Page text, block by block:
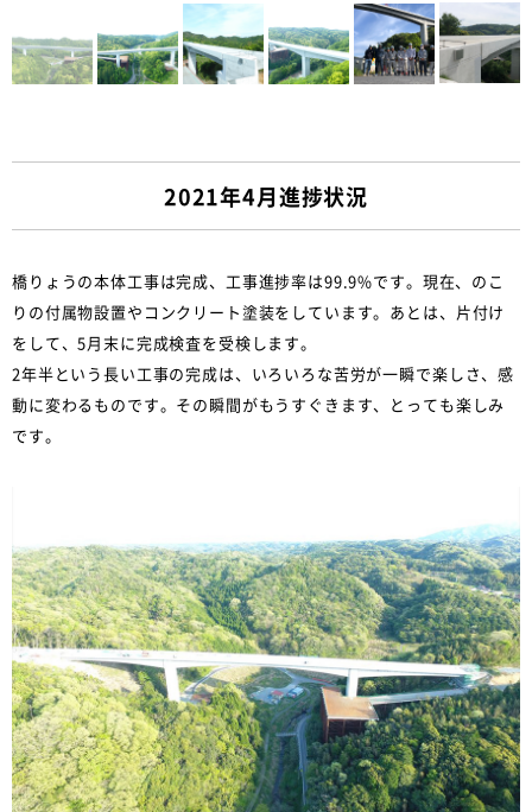
2021年4月進捗状況
橋りょうの本体工事は完成、工事進捗率は99.9%です。現在、のこ
りの付属物設置やコンクリート塗装をしています。あとは、片付け
をして、5月末に完成検査を受検します。
2年半という長い工事の完成は、いろいろな苦労が一瞬で楽しさ、感
動に変わるものです。その瞬間がもうすぐきます、とっても楽しみ
です。